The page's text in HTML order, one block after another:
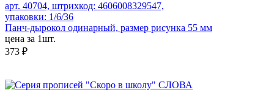
арт. 40704, штрихкод: 4606008329547,
упаковки: 1/6/36
Панч-дырокол одинарный, размер рисунка 55 мм
цена за 1шт.
373 ₽